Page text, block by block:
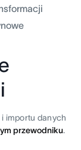
importu danych
przewodniku.